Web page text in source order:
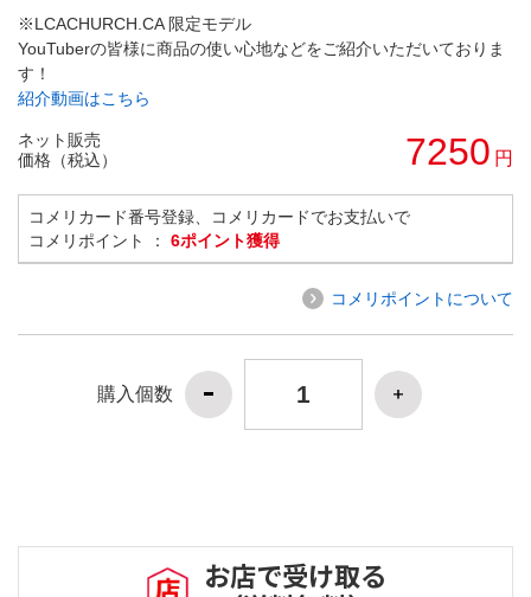
※LCACHURCH.CA 限定モデル
YouTuberの皆様に商品の使い心地などをご紹介いただいておりま
す！
紹介動画はこちら
ネット販売
価格（税込）
7250 円
コメリカード番号登録、コメリカードでお支払いで
コメリポイント ： 6ポイント獲得
コメリポイントについて
購入個数
お店で受け取る